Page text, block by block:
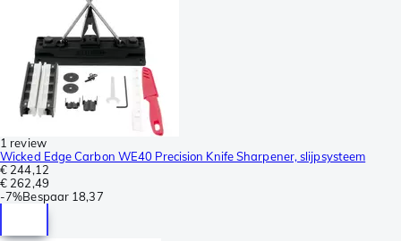
1 review
Wicked Edge Carbon WE40 Precision Knife Sharpener, slijpsysteem
€ 244,12
€ 262,49
-7%Bespaar 18,37